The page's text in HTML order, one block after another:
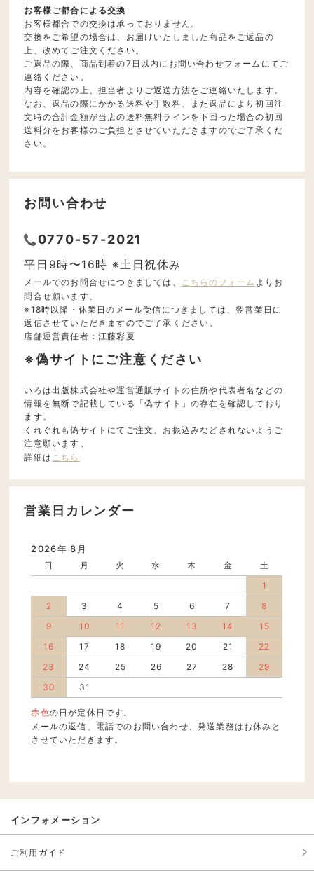
お客様ご都合による交換
お客様都合での交換は承っておりません。
交換をご希望の場合は、お届けいたしました商品をご返品の
上、改めてご注文ください。
ご返品の際、商品到着の7日以内にお問い合わせフォームにてご
連絡ください。
内容を確認の上、担当者よりご返送方法をご連絡いたします。
なお、返品の際にかかる送料や手数料、また返品により初回注
文時の合計金額が当店の送料無料ラインを下回った場合の初回
送料分をお客様のご負担とさせていただきますのでご了承くだ
さい。
お問い合わせ
0770-57-2021
平日9時〜16時 ※土日祝休み
メールでのお問合せにつきましては、 こちらのフォーム よりお
問合せ願います。
※18時以降・休業日のメール受信につきましては、翌営業日に
返信させていただきますのでご了承ください。
店舗運営責任者：江藤彩夏
※偽サイトにご注意ください
いろは出版株式会社や運営通販サイトの住所や代表者名などの
情報を無断で記載している「偽サイト」の存在を確認しており
ます。
くれぐれも偽サイトにてご注文、お振込みなどされないようご
注意願います。
詳細は こちら
営業日カレンダー
2026年 8月
日 月 火 水 木 金
土
1
2
3 4 5 6 7
8
9
10 11 12 13 14
15
16
17 18 19 20 21
22
23
24 25 26 27 28
29
30
31
赤色の日が定休日です。
メールの返信、電話でのお問い合わせ、発送業務はお休みと
させていただきます。
インフォメーション
ご利用ガイド